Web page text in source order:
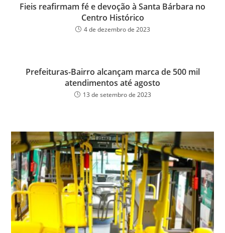
Fieis reafirmam fé e devoção à Santa Bárbara no
Centro Histórico
4 de dezembro de 2023
Prefeituras-Bairro alcançam marca de 500 mil
atendimentos até agosto
13 de setembro de 2023